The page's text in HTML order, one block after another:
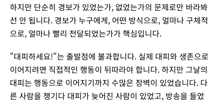
하지만 단순히 경보가 있었는가, 없었는가의 문제로만 바라봐
선 안 됩니다. 경보가 누구에게, 어떤 방식으로, 얼마나 구체적
으로, 얼마나 빨리 전달되었는가가 핵심입니다.
"대피하세요!"는 출발점에 불과합니다. 실제 대피와 생존으로
이어지려면 직접적인 행동이 뒤따라야 합니다. 하지만 그날의
대피는 행동으로 이어지기까지 수많은 장벽이 있었습니다. 다
른 사람을 챙기다 대피가 늦어진 사람이 있었고, 방송을 들었